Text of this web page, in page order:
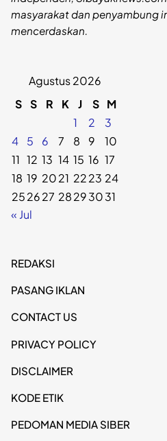
masyarakat dan penyambung
mencerdaskan.
Agustus 2026
S S R K J S M
1
2
3
4
5 6 7 8 9
10
11 12 13 14 15 16 17
18 19 2021 2223 24
252627 28293031
« Jul
REDAKSI
PASANG IKLAN
CONTACT US
PRIVACY POLICY
DISCLAIMER
KODE ETIK
PEDOMAN MEDIA SIBER